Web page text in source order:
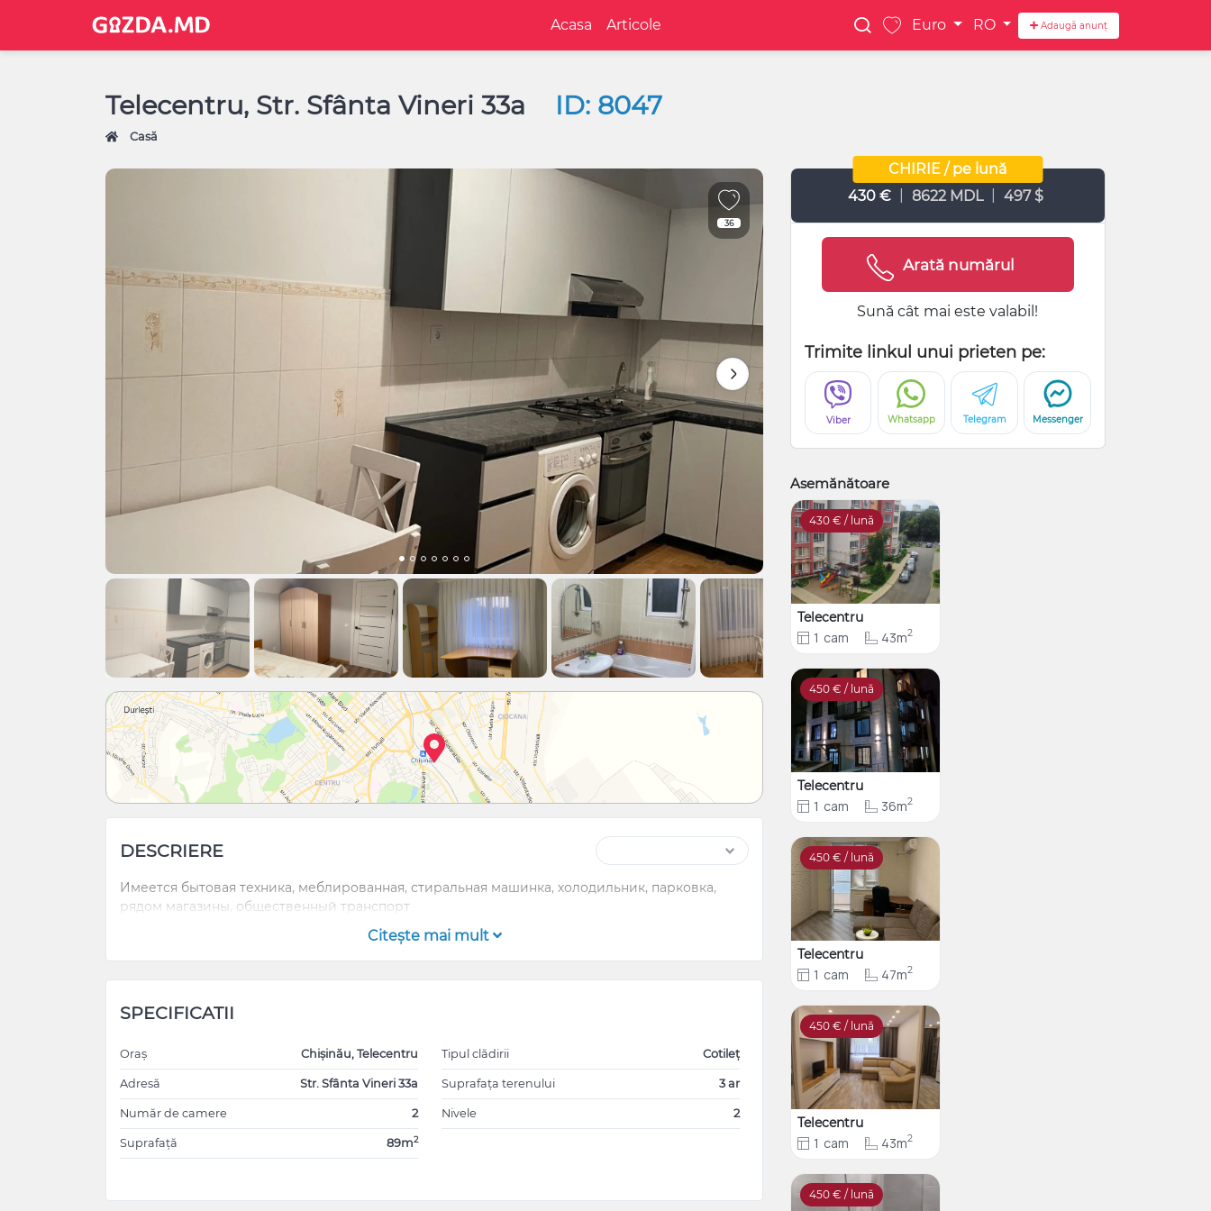
Acasa Articole Euro RO Adaugă anunț
Telecentru, Str. Sfânta Vineri 33a ID: 8047
Casă
36
DESCRIERE
Имеется бытовая техника, меблированная, стиральная машинка, холодильник, парковка,
рядом магазины, общественный транспорт
Citeşte mai mult
SPECIFICATII
Oraș Chișinău, Telecentru
Adresă Str. Sfânta Vineri 33a
Număr de camere 2
Suprafață 89m2
Tipul clădirii Cotileț
Suprafața terenului 3 ar
Nivele 2
CHIRIE / pe lună
430 €
8622 MDL 497 $
Arată numărul
Sună cât mai este valabil!
Trimite linkul unui prieten pe:
Viber Whatsapp Telegram Messenger
Asemănătoare
430 € / lună
Telecentru
1 cam 43m2
450 € / lună
Telecentru
1 cam 36m2
450 € / lună
Telecentru
1 cam 47m2
450 € / lună
Telecentru
1 cam 43m2
450 € / lună